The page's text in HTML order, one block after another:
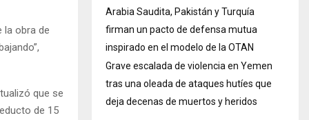
la obra de
que se
de 15
Arabia Saudita, Pakistán y Turquía
firman un pacto de defensa mutua
inspirado en el modelo de la OTAN
Grave escalada de violencia en Yemen
tras una oleada de ataques hutíes que
deja decenas de muertos y heridos